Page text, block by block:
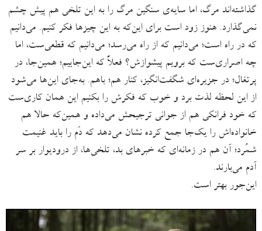
گذاشته‌اند مرگ، اما سایه‌ی سنگین مرگ را به این تلخی هم پیش چشم
نمی‌گذارد. هنوز زود است برای این‌که به این چیزها فکر کنیم. می‌دانیم
که در راه است؛ می‌دانیم که از راه می‌رسد؛ می‌دانیم که قطعی‌ست، اما
چه اصراری‌ست که برویم پیشوازش؟ فعلاً که این‌جاییم؛ همین‌جا، در
پرتغال؛ در جزیره‌ای شگفت‌انگیز، کنار هم؛ باهم. به‌جای این‌ها می‌شود
از این لحظه لذت برد و خوب که فکرش را بکنیم این همان کاری‌ست
که خود فرانکی هم از جوانی ترجیحش می‌داده و همین‌که حالا هم
خانواده‌اش را یک‌جا جمع کرده نشان می‌دهد که دَم را باید غنیمت
شمُرد؛ آن هم در زمانه‌ای که خبرهای بد، تلخی‌ها، از درودیوار بر سر
آدم می‌بارند.
این‌جور بهتر است.